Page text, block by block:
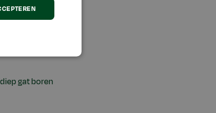
hun onderzoek
gat boren